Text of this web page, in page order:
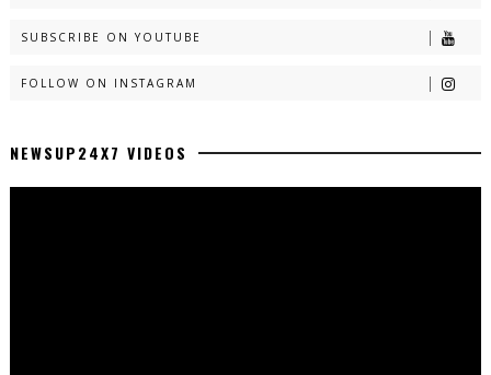
SUBSCRIBE ON YOUTUBE
FOLLOW ON INSTAGRAM
NEWSUP24X7 VIDEOS